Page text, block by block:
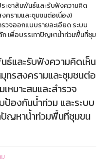
ระชาสัมพันธ์และรับฟังความคิด
ครามและซุมชนต่อเนื่อง)
รวจออกแบบรายละเอียด ระบบ
เพื่อบรรเทาปัญหาน้ำท่วมพื้นที่ชุม
ธ์และรับฟังความคิดเห็น
ทรสงครามและซุมชนต่อ
หมาะสมและสำรวจ
องกันน้ำท่วม และระบบ
ปัญหาน้ำท่วมพื้นที่ชุมขน